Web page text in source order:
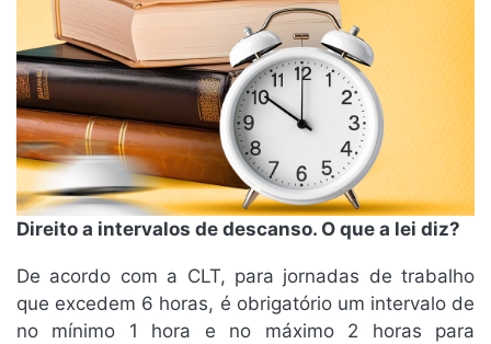
Direito a intervalos de descanso. O que a lei diz?
De acordo com a CLT, para jornadas de trabalho
que excedem 6 horas, é obrigatório um intervalo de
no mínimo 1 hora e no máximo 2 horas para